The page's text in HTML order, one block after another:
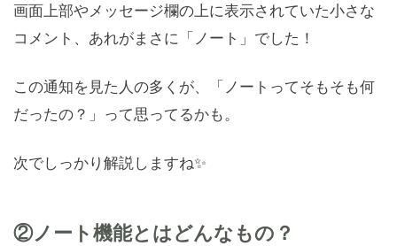
画面上部やメッセージ欄の上に表示されていた小さな
コメント、あれがまさに「ノート」でした！
この通知を見た人の多くが、「ノートってそもそも何
だったの？」って思ってるかも。
次でしっかり解説しますね✨
②ノート機能とはどんなもの？